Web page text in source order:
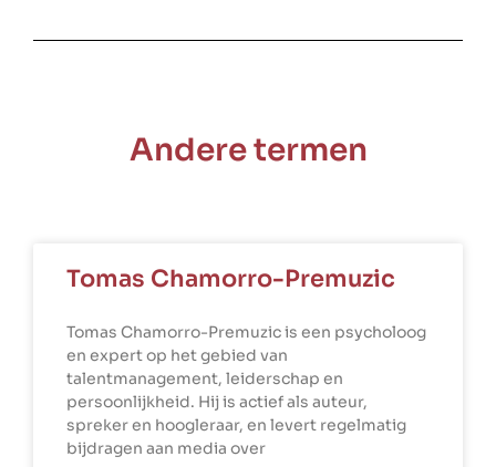
Andere termen
Tomas Chamorro-Premuzic
Tomas Chamorro-Premuzic is een psycholoog
en expert op het gebied van
talentmanagement, leiderschap en
persoonlijkheid. Hij is actief als auteur,
spreker en hoogleraar, en levert regelmatig
bijdragen aan media over